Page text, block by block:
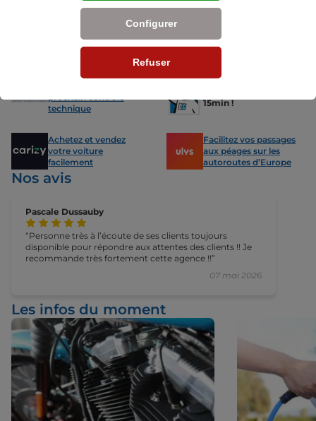
des solutions pour chacun.
prochain contrôle
technique
15min !
Achetez et vendez
votre voiture
facilement
Facilitez vos passages
aux péages sur les
autoroutes d’Europe
Nos avis
Pascale Dussauby
07 mai 2026
Personne très à l’écoute de ses clients toujours
disponible pour répondre aux attentes des clients !! Je
recommande très fortement cette agence !!
Les infos du moment
Refuser
Configurer